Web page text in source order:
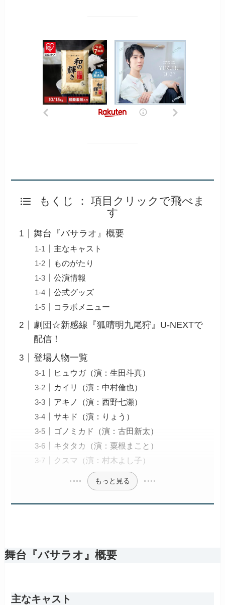
もくじ ： 項目クリックで飛べま
す
舞台『バサラオ』概要
主なキャスト
ものがたり
公演情報
公式グッズ
コラボメニュー
劇団☆新感線『狐晴明九尾狩』U-NEXTで
配信！
登場人物一覧
ヒュウガ（演：生田斗真）
カイリ（演：中村倫也）
アキノ（演：西野七瀬）
サキド（演：りょう）
ゴノミカド（演：古田新太）
キタタカ（演：粟根まこと）
クスマ（演：村木よし子）
もっと見る
舞台『バサラオ』概要
主なキャスト